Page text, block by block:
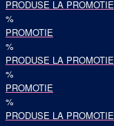
PRODUSE LA PROMOTIE
%
PROMOTIE
%
PRODUSE LA PROMOTIE
%
PROMOTIE
%
PRODUSE LA PROMOTIE